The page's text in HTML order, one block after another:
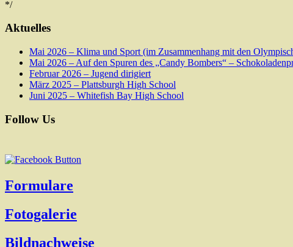
*/
Aktuelles
Mai 2026 – Klima und Sport (im Zusammenhang mit den
Mai 2026 – Auf den Spuren des „Candy Bombers“ –
Februar 2026 – Jugend dirigiert
März 2025 – Plattsburgh High School
Juni 2025 – Whitefish Bay High School
Follow Us
Formulare
Fotogalerie
Bildnachweise